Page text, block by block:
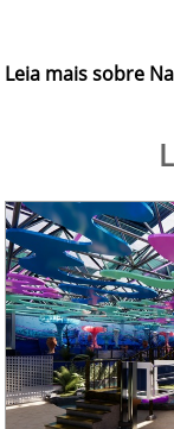
Leia mais sobre